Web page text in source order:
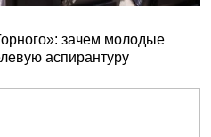
зачем молодые
аспирантуру